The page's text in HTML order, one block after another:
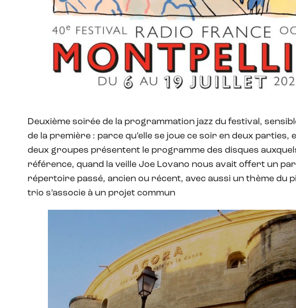
Deuxième soirée de la programmation jazz du festival,
de la première : parce qu’elle se joue ce soir en deux parties,
deux groupes présentent le programme des disques
référence, quand la veille Joe Lovano nous avait offert un
répertoire passé, ancien ou récent, avec aussi un thème du
trio s’associe à un projet commun